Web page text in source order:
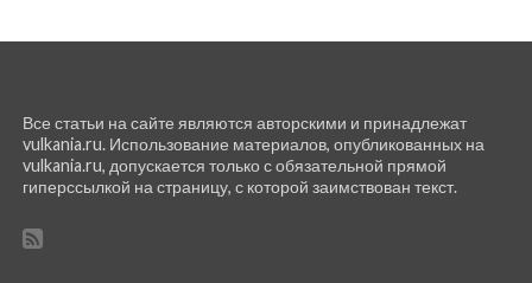
Все статьи на сайте являются авторскими и принадлежат
vulkania.ru. Использование материалов, опубликованных на
vulkania.ru, допускается только с обязательной прямой
гиперссылкой на страницу, с которой заимствован текст.